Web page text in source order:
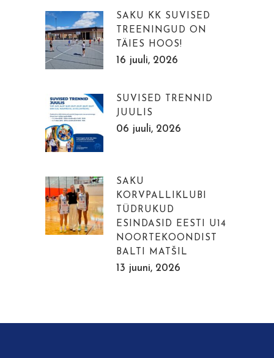
SAKU KK SUVISED
TREENINGUD ON
TÄIES HOOS!
16 juuli, 2026
SUVISED TRENNID
JUULIS
06 juuli, 2026
SAKU
KORVPALLIKLUBI
TÜDRUKUD
ESINDASID EESTI U14
NOORTEKOONDIST
BALTI MATŠIL
13 juuni, 2026